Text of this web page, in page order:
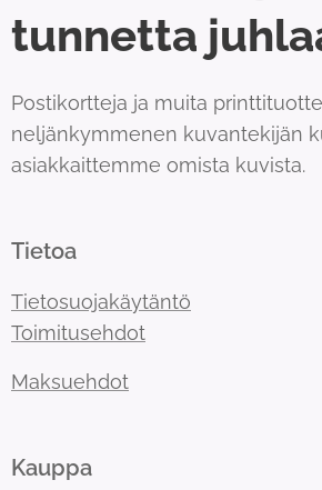
tunnetta
Postikortteja ja muita
neljänkymmenen kuvantekijän
asiakkaittemme omista kuvista.
Tietoa
Tietosuojakäytäntö
Toimitusehdot
Maksuehdot
Kauppa